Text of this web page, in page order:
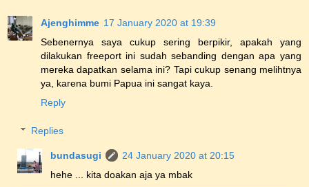
Ajenghimme 17 January 2020 at 19:39
Sebenernya saya cukup sering berpikir, apakah yang
dilakukan freeport ini sudah sebanding dengan apa yang
mereka dapatkan selama ini? Tapi cukup senang melihtnya
ya, karena bumi Papua ini sangat kaya.
Reply
Replies
bundasugi
24 January 2020 at 20:15
hehe ... kita doakan aja ya mbak